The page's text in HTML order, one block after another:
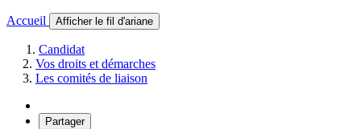
Accueil Afficher le fil d'ariane
Candidat
Vos droits et démarches
Les comités de liaison
Partager